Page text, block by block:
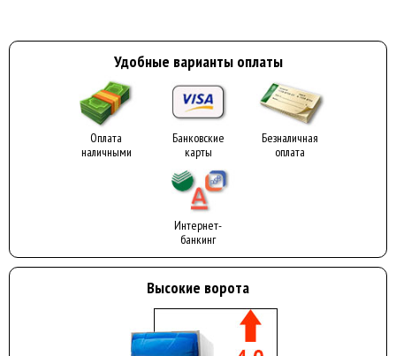
Удобные варианты оплаты
Оплата
наличными
Банковские
карты
Безналичная
оплата
Интернет-
банкинг
Высокие ворота